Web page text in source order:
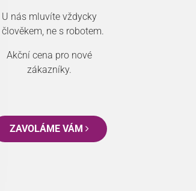
U nás mluvíte vždycky
člověkem, ne s robotem.
Akční cena pro nové
zákazníky.
ZAVOLÁME VÁM